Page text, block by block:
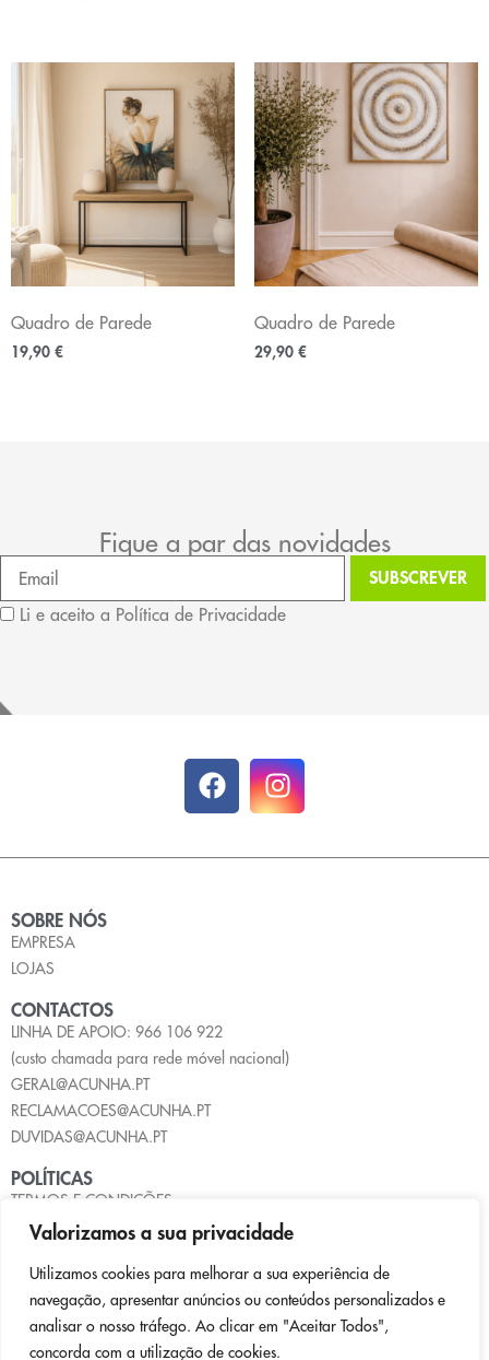
Valorizamos a sua privacidade
Utilizamos cookies para melhorar a sua experiência de
navegação, apresentar anúncios ou conteúdos personalizados e
analisar o nosso tráfego. Ao clicar em "Aceitar Todos",
concorda com a utilização de cookies.
Quadro de Parede
19,90 €
Quadro de Parede
29,90 €
Fique a par das novidades
Li e aceito a Política de Privacidade
SOBRE NÓS
EMPRESA
LOJAS
CONTACTOS
LINHA DE APOIO: 966 106 922
(custo chamada para rede móvel nacional)
GERAL@ACUNHA.PT
RECLAMACOES@ACUNHA.PT
DUVIDAS@ACUNHA.PT
POLÍTICAS
TERMOS E CONDIÇÕES
POLÍTICA DE PRIVACIDADE
LIVRO DE RECLAMAÇÕES
PAGAMENTOS